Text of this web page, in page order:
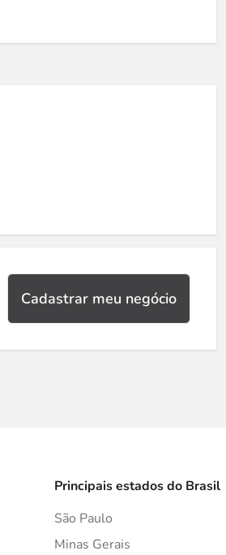
Cadastrar meu negócio
Principais estados do Brasil
São Paulo
Minas Gerais